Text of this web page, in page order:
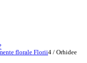
florale Florii4 / Orhidee